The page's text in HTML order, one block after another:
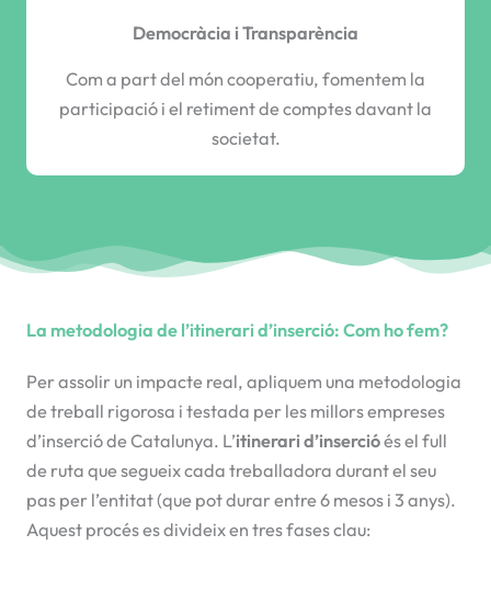
Democràcia i Transparència
Com a part del món cooperatiu, fomentem la
participació i el retiment de comptes davant la
societat.
La metodologia de l’itinerari d’inserció: Com ho fem?
Per assolir un impacte real, apliquem una metodologia
de treball rigorosa i testada per les millors empreses
d’inserció de Catalunya. L’itinerari d’insercióés el full
de ruta que segueix cada treballadora durant el seu
pas per l’entitat (que pot durar entre 6 mesos i 3 anys).
Aquest procés es divideix en tres fases clau: